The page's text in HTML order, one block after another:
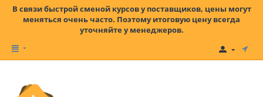
В связи быстрой сменой курсов у поставщиков, цены могут
меняться очень часто. Поэтому итоговую цену всегда
уточняйте у менеджеров.